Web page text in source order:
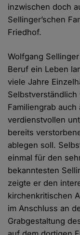
inzwischen doch
Sellinger’schen
Friedhof.
Wolfgang
Beruf ein Leben
viele Jahre
Familiengrab
verdienstvollen
bereits
ablegen soll.
einmal für den
bekanntesten
zeigte er den
kirchenkritischen
im Anschluss an
Grabgestaltung